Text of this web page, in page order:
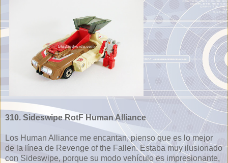
310. Sideswipe RotF Human Alliance
Los Human Alliance me encantan, pienso que es lo mejor
de la línea de Revenge of the Fallen. Estaba muy ilusionado
con Sideswipe, porque su modo vehículo es impresionante,